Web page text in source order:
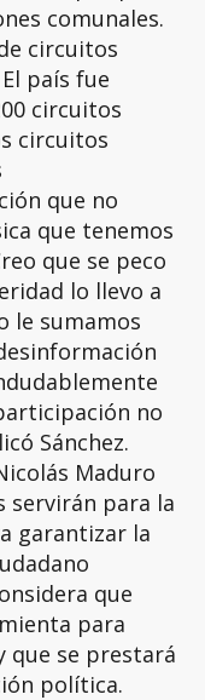
comunales.
circuitos
país fue
circuitos
circuitos
que no
que tenemos
que se peco
lo llevo a
le sumamos
no
Sánchez.
Maduro
servirán para la
garantizar la
que
para
que se prestará
política.